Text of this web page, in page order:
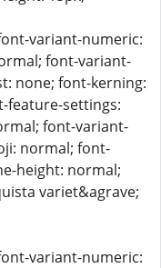
variant-numeric:
font-variant-
none; font-kerning:
feature-settings:
font-variant-
normal; font-
height: normal;
variet&agrave;
variant-numeric: